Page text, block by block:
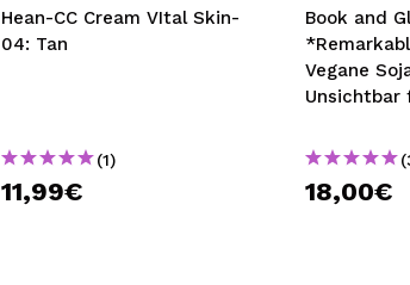
Hean-CC Cream VItal Skin-
04: Tan
(1)
11,99€
Book and
Vegane
Unsichtbar
18,00€